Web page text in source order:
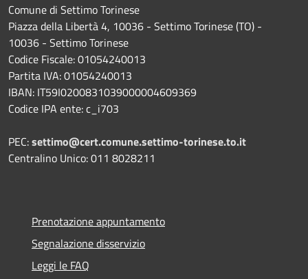
Comune di Settimo Torinese
Piazza della Libertà 4, 10036 - Settimo Torinese (TO) -
10036 - Settimo Torinese
Codice Fiscale: 01054240013
Partita IVA: 01054240013
IBAN: IT59I0200831039000004609369
Codice IPA ente: c_i703
PEC:settimo@cert.comune.settimo-torinese.to.it
Centralino Unico: 011 8028211
Prenotazione appuntamento
Segnalazione disservizio
Leggi le FAQ